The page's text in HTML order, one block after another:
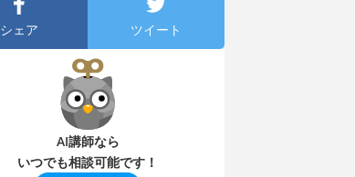
シェア ツイート
AI講師なら
いつでも相談可能です！